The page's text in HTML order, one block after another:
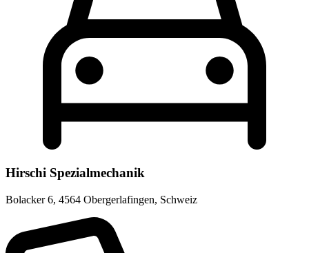
Hirschi Spezialmechanik
Bolacker 6, 4564 Obergerlafingen, Schweiz